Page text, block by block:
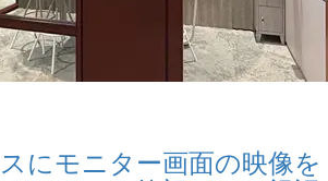
にモニター画面の映像を